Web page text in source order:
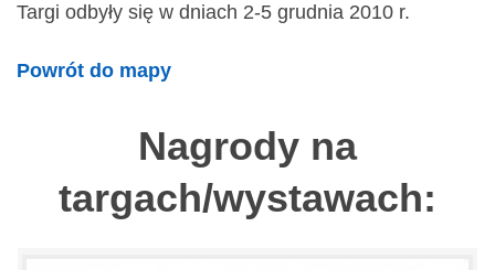
Targi odbyły się w dniach 2-5 grudnia 2010 r.
Powrót do mapy
Nagrody na
targach/wystawach: